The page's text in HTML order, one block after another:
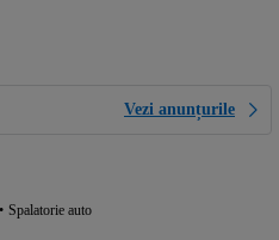
Vezi anunțurile
Spalatorie auto